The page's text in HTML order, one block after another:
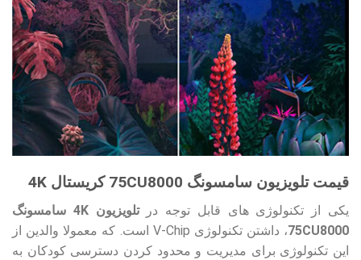
قیمت تلویزیون سامسونگ 75CU8000 کریستال 4K
یکی از تکنولوژی های قابل توجه در
تلویزیون 4K سامسونگ
75CU8000
، داشتن تکنولوژی V-Chip است. که معمولا والدین از
این تکنولوژی برای مدیریت و محدود کردن دسترسی کودکان به